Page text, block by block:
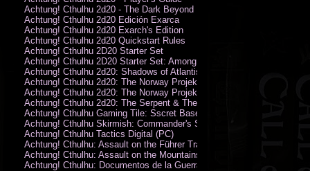
Achtung! Cthulhu 2d20 - The Dark Beyond
Achtung! Cthulhu 2d20 Edición Exarca
Achtung! Cthulhu 2d20 Exarch's Edition
Achtung! Cthulhu 2d20 Quickstart Rules
Achtung! Cthulhu 2D20 Starter Set
Achtung! Cthulhu 2D20 Starter Set: Among the Wolves (PDF)
Achtung! Cthulhu 2d20: Shadows of Atlantis
Achtung! Cthulhu 2d20: The Norway Projekt
Achtung! Cthulhu 2d20: The Norway Projekt (PDF)
Achtung! Cthulhu 2d20: The Serpent & The Sands
Achtung! Cthulhu Gaming Tile: Sscret Base & Icy Ruins
Achtung! Cthulhu Skirmish: Commander's Set
Achtung! Cthulhu Tactics Digital (PC)
Achtung! Cthulhu: Assault on the Führer Train
Achtung! Cthulhu: Assault on the Mountains of Madness
Achtung! Cthulhu: Documentos de la Guerra Secreta